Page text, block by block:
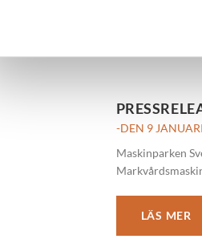
-DEN 9
Maskinparken
LÄS MER